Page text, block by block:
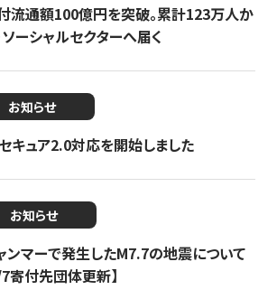
流通額100億円を突破。累計123万人か
ーシャルセクターへ届く
お知らせ
キュア2.0対応を開始しました
お知らせ
ンマーで発生したM7.7の地震について
寄付先団体更新】